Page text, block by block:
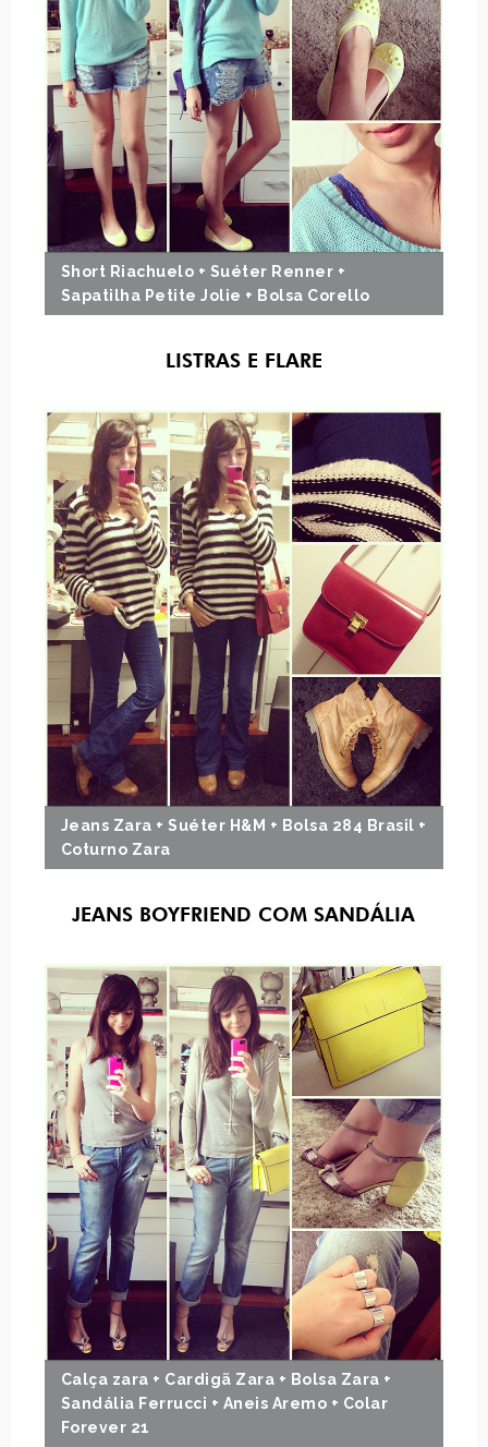
Short Riachuelo + Suéter Renner +
Sapatilha Petite Jolie + Bolsa Corello
LISTRAS E FLARE
Jeans Zara + Suéter H&M + Bolsa 284 Brasil +
Coturno Zara
JEANS BOYFRIEND COM SANDÁLIA
Calça zara + Cardigã Zara + Bolsa Zara +
Sandália Ferrucci + Aneis Aremo + Colar
Forever 21